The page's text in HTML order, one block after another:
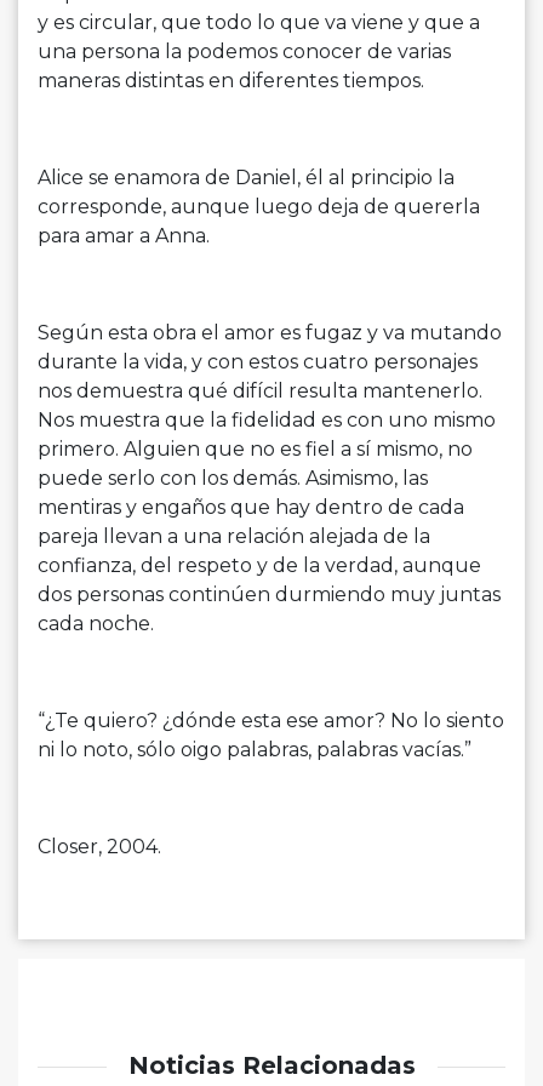
y es circular, que todo lo que va viene y que a
una persona la podemos conocer de varias
maneras distintas en diferentes tiempos.
Alice se enamora de Daniel, él al principio la
corresponde, aunque luego deja de quererla
para amar a Anna.
Según esta obra el amor es fugaz y va mutando
durante la vida, y con estos cuatro personajes
nos demuestra qué difícil resulta mantenerlo.
Nos muestra que la fidelidad es con uno mismo
primero. Alguien que no es fiel a sí mismo, no
puede serlo con los demás. Asimismo, las
mentiras y engaños que hay dentro de cada
pareja llevan a una relación alejada de la
confianza, del respeto y de la verdad, aunque
dos personas continúen durmiendo muy juntas
cada noche.
“¿Te quiero? ¿dónde esta ese amor? No lo siento
ni lo noto, sólo oigo palabras, palabras vacías.”
Closer, 2004.
Noticias Relacionadas